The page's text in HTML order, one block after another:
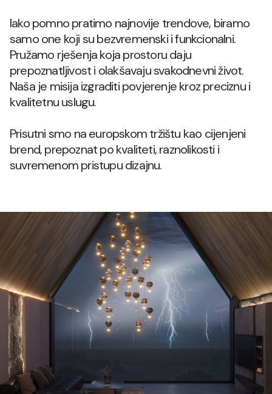
Iako pomno pratimo najnovije trendove, biramo
samo one koji su bezvremenski i funkcionalni.
Pružamo rješenja koja prostoru daju
prepoznatljivost i olakšavaju svakodnevni život.
Naša je misija izgraditi povjerenje kroz preciznu i
kvalitetnu uslugu.
Prisutni smo na europskom tržištu kao cijenjeni
brend, prepoznat po kvaliteti, raznolikosti i
suvremenom pristupu dizajnu.